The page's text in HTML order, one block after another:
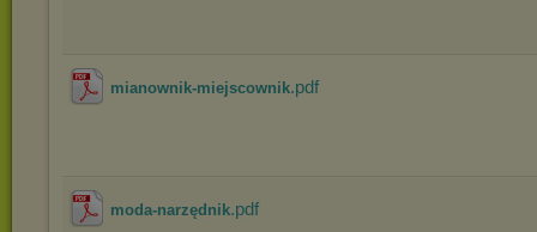
mianownik-miejscownik.pdf
moda-narzędnik.pdf